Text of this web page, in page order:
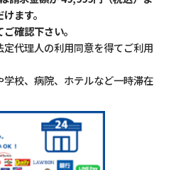
ます。
確認下さい。
代理人の利用同意を得てご利用
校、病院、ホテルなど一時滞在